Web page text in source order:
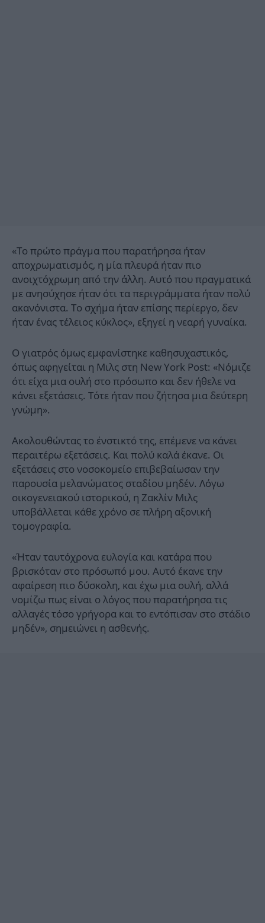
«Το πρώτο πράγμα που παρατήρησα ήταν
αποχρωματισμός, η μία πλευρά ήταν πιο
ανοιχτόχρωμη από την άλλη. Αυτό που πραγματικά
με ανησύχησε ήταν ότι τα περιγράμματα ήταν πολύ
ακανόνιστα. Το σχήμα ήταν επίσης περίεργο, δεν
ήταν ένας τέλειος κύκλος», εξηγεί η νεαρή γυναίκα.
Ο γιατρός όμως εμφανίστηκε καθησυχαστικός,
όπως αφηγείται η Μιλς στη New York Post: «Νόμιζε
ότι είχα μια ουλή στο πρόσωπο και δεν ήθελε να
κάνει εξετάσεις. Τότε ήταν που ζήτησα μια δεύτερη
γνώμη».
Ακολουθώντας το ένστικτό της, επέμενε να κάνει
περαιτέρω εξετάσεις. Και πολύ καλά έκανε. Οι
εξετάσεις στο νοσοκομείο επιβεβαίωσαν την
παρουσία μελανώματος σταδίου μηδέν. Λόγω
οικογενειακού ιστορικού, η Ζακλίν Μιλς
υποβάλλεται κάθε χρόνο σε πλήρη αξονική
τομογραφία.
«Ήταν ταυτόχρονα ευλογία και κατάρα που
βρισκόταν στο πρόσωπό μου. Αυτό έκανε την
αφαίρεση πιο δύσκολη, και έχω μια ουλή, αλλά
νομίζω πως είναι ο λόγος που παρατήρησα τις
αλλαγές τόσο γρήγορα και το εντόπισαν στο στάδιο
μηδέν», σημειώνει η ασθενής.